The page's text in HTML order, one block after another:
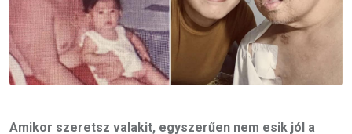
Amikor szeretsz valakit, egyszerűen nem esik jól a